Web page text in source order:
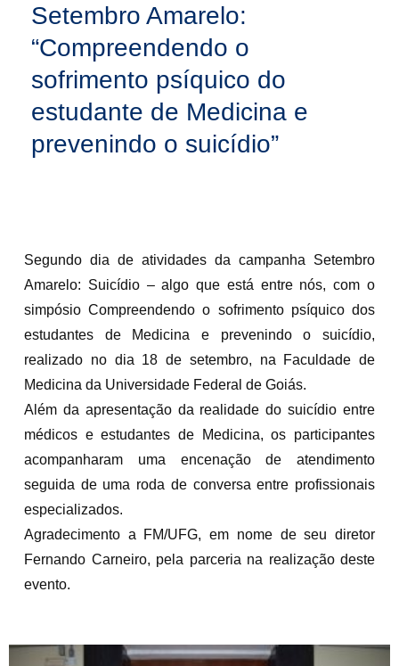
Setembro Amarelo:
“Compreendendo o
sofrimento psíquico do
estudante de Medicina e
prevenindo o suicídio”
Segundo dia de atividades da campanha Setembro
Amarelo: Suicídio – algo que está entre nós, com o
simpósio Compreendendo o sofrimento psíquico dos
estudantes de Medicina e prevenindo o suicídio,
realizado no dia 18 de setembro, na Faculdade de
Medicina da Universidade Federal de Goiás.
Além da apresentação da realidade do suicídio entre
médicos e estudantes de Medicina, os participantes
acompanharam uma encenação de atendimento
seguida de uma roda de conversa entre profissionais
especializados.
Agradecimento a FM/UFG, em nome de seu diretor
Fernando Carneiro, pela parceria na realização deste
evento.